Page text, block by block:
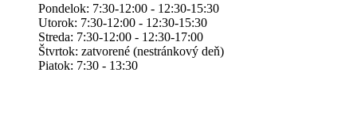
Pondelok: 7:30-12:00 - 12:30-15:30
Utorok: 7:30-12:00 - 12:30-15:30
Streda: 7:30-12:00 - 12:30-17:00
Štvrtok: zatvorené (nestránkový deň)
Piatok: 7:30 - 13:30